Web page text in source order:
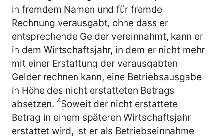
in fremdem Namen und für fremde
Rechnung verausgabt, ohne dass er
entsprechende Gelder vereinnahmt, kann er
in dem Wirtschaftsjahr, in dem er nicht mehr
mit einer Erstattung der verausgabten
Gelder rechnen kann, eine Betriebsausgabe
in Höhe des nicht erstatteten Betrags
absetzen. 4Soweit der nicht erstattete
Betrag in einem späteren Wirtschaftsjahr
erstattet wird, ist er als Betriebseinnahme